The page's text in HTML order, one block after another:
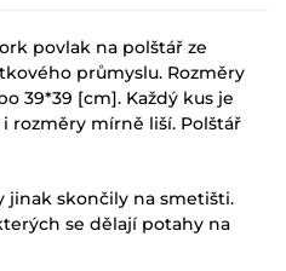
povlak na polštář ze
průmyslu. Rozměry
39*39 [cm]. Každý kus je
rozměry mírně liší. Polštář
jinak skončily na smetišti.
se dělají potahy na